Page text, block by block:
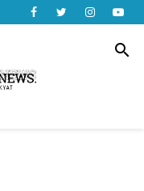
search